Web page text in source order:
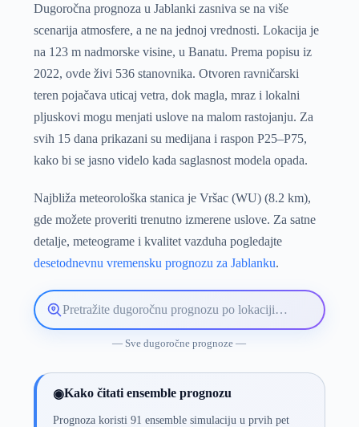
Dugoročna prognoza u Jablanki zasniva se na više
scenarija atmosfere, a ne na jednoj vrednosti. Lokacija je
na 123 m nadmorske visine, u Banatu. Prema popisu iz
2022, ovde živi 536 stanovnika. Otvoren ravničarski
teren pojačava uticaj vetra, dok magla, mraz i lokalni
pljuskovi mogu menjati uslove na malom rastojanju. Za
svih 15 dana prikazani su medijana i raspon P25–P75,
kako bi se jasno videlo kada saglasnost modela opada.
Najbliža meteorološka stanica je Vršac (WU) (8.2 km),
gde možete proveriti trenutno izmerene uslove. Za satne
detalje, meteograme i kvalitet vazduha pogledajte
desetodnevnu vremensku prognozu za Jablanku.
Pretražite
lokaciju
— Sve dugoročne prognoze —
◉Kako čitati ensemble prognozu
Prognoza koristi 91 ensemble simulaciju u prvih pet